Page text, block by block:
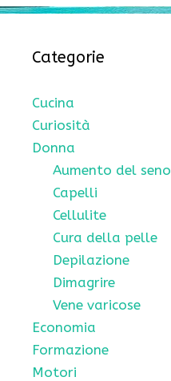
Categorie
Cucina
Curiosità
Donna
Aumento del seno
Capelli
Cellulite
Cura della pelle
Depilazione
Dimagrire
Vene varicose
Economia
Formazione
Motori